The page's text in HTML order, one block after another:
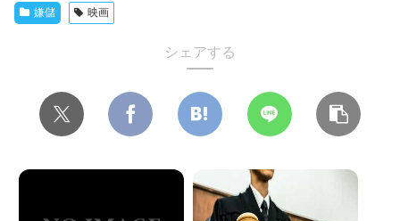
嫌儲 映画
シェアする